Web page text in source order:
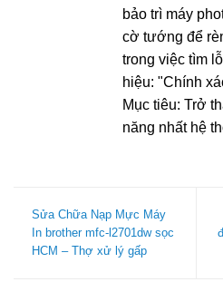
bảo trì máy
cờ tướng để
trong việc tìm
hiệu: "Chính
Mục tiêu: Trở
năng nhất hệ
Sửa Chữa Nạp Mực Máy
In brother mfc-l2701dw sọc
HCM – Thợ xử lý gấp